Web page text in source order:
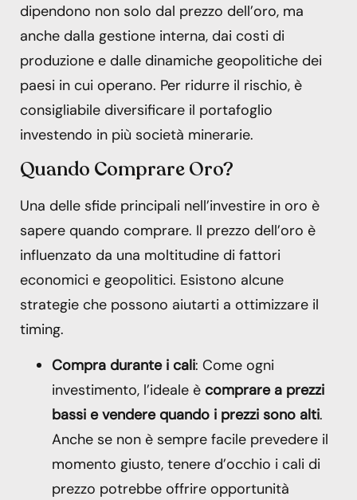
dipendono non solo dal prezzo dell’oro, ma
anche dalla gestione interna, dai costi di
produzione e dalle dinamiche geopolitiche dei
paesi in cui operano. Per ridurre il rischio, è
consigliabile diversificare il portafoglio
investendo in più società minerarie.
Quando Comprare Oro?
Una delle sfide principali nell’investire in oro è
sapere quando comprare. Il prezzo dell’oro è
influenzato da una moltitudine di fattori
economici e geopolitici. Esistono alcune
strategie che possono aiutarti a ottimizzare il
timing.
Compra durante i cali: Come ogni
investimento, l’ideale è comprare a prezzi
bassi e vendere quando i prezzi sono alti.
Anche se non è sempre facile prevedere il
momento giusto, tenere d’occhio i cali di
prezzo potrebbe offrire opportunità